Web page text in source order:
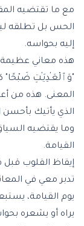
مع ما تقتضيه
الحس بل تطلقه
إليه بحواسه.
هذه معاني
"وَٱلْعَـٰدِيَـٰتِ
المعنى. هذه من
الذي يأتيك بأحسن
وما يقتضيه
القيامة.
إيقاظ القلوب قبل
تدبر معي في
يوم القيامة،
يراه أو يشعره